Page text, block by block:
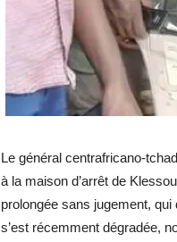
Le général centrafricano-
à la maison d’arrêt de
prolongée sans jugement,
s’est récemment dégradée,